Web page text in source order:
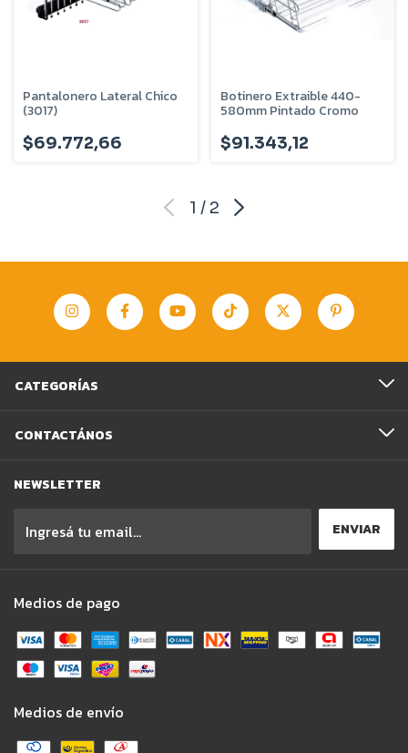
Pantalonero Lateral Chico
(3017)
$69.772,66
Botinero Extraible 440-
580mm Pintado Cromo
$91.343,12
1 / 2
CATEGORÍAS
CONTACTÁNOS
NEWSLETTER
Medios de pago
Medios de envío